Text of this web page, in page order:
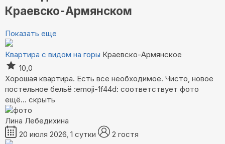
Краевско-Армянском
Показать еще
Квартира с видом на горы Краевско-Армянское
10,0
Хорошая квартира. Есть все необходимое. Чисто, новое
постельное бельё :emoji-1f44d: соответствует фото
ещё... скрыть
Лина Лебедихина
20 июля 2026, 1 сутки
2 гостя